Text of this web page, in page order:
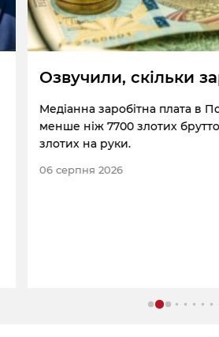
Озвучили, скільки
Медіанна заробітна плата в
менше ніж 7700 злотих брутто,
злотих на руки.
06 серпня 2026